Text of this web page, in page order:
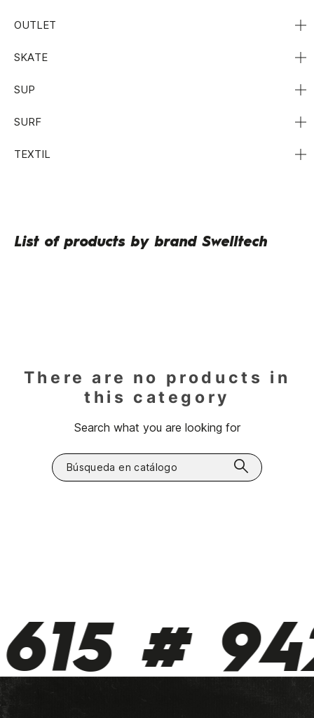
OUTLET
SKATE
SUP
SURF
TEXTIL
List of products by brand Swelltech
There are no products in
this category
Search what you are looking for
#